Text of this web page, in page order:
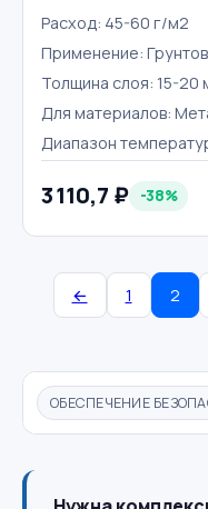
Расход: 45-60 г/м2
Применение:
Толщина слоя: 15-20
Для материалов:
Диапазон
3 110,7 ₽ -38%
← 1 2
ОБЕСПЕЧЕНИЕ